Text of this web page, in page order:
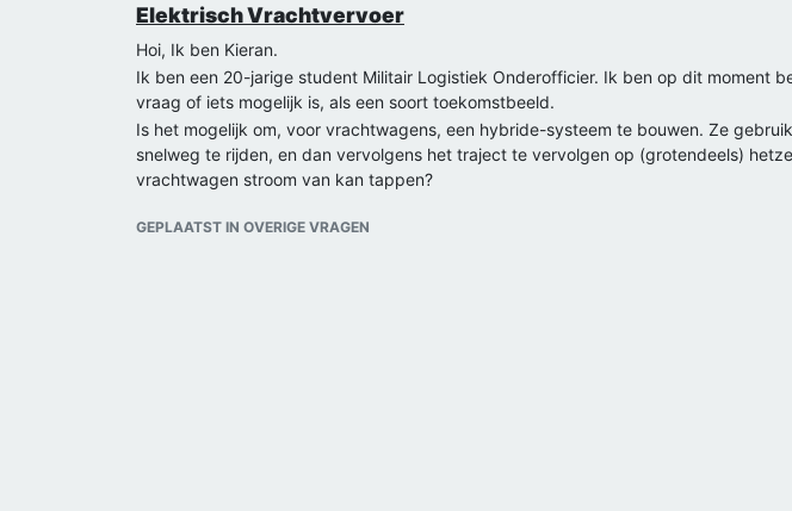
Elektrisch Vrachtvervoer
Hoi, Ik ben Kieran.
Ik ben een 20-jarige student Militair Logistiek Onderofficier. Ik ben op dit moment
vraag of iets mogelijk is, als een soort toekomstbeeld.
Is het mogelijk om, voor vrachtwagens, een hybride-systeem te bouwen. Ze
snelweg te rijden, en dan vervolgens het traject te vervolgen op (grotendeels)
vrachtwagen stroom van kan tappen?
GEPLAATST IN OVERIGE VRAGEN